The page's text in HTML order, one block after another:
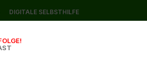
DIGITALE SELBSTHILFE